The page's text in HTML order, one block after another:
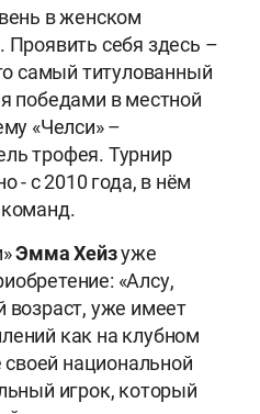
в женском
Проявить себя здесь –
самый титулованный
победами в местной
«Челси» –
трофея. Турнир
- с 2010 года, в нём
Эмма Хейзуже
«Алсу,
уже имеет
как на клубном
своей национальной
игрок, который